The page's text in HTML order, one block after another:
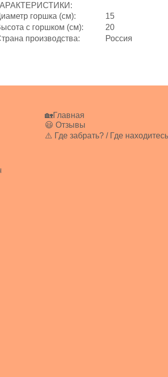
горшка (см):
15
с горшком (см):
20
производства:
Россия
🏡Главная
😃 Отзывы
⚠️ Где забрать? / Где